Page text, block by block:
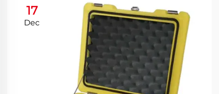
17
Dec